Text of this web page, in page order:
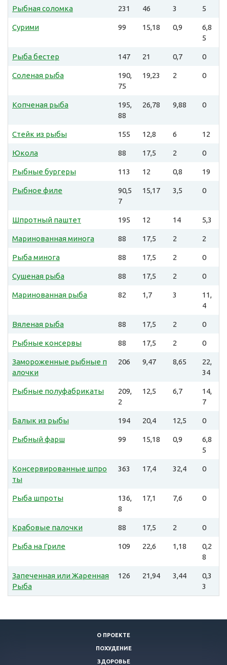
Рыбная соломка 231 46 3 5
Сурими 99 15,18 0,9
6,8
5
Рыба бестер 147 21 0,7 0
Соленая рыба
190,
75
19,23 2 0
Копченая рыба
195,
88
26,78 9,88 0
Стейк из рыбы 155 12,8 6 12
Юкола 88 17,5 2 0
Рыбные бургеры 113 12 0,8 19
Рыбное филе
90,5
7
15,17 3,5 0
Шпротный паштет 195 12 14 5,3
Маринованная минога 88 17,5 2 2
Рыба минога 88 17,5 2 0
Сушеная рыба 88 17,5 2 0
Маринованная рыба 82 1,7 3
11,
4
Вяленая рыба 88 17,5 2 0
Рыбные консервы 88 17,5 2 0
Замороженные рыбные п
алочки
206 9,47 8,65
22,
34
Рыбные полуфабрикаты
209,
2
12,5 6,7
14,
7
Балык из рыбы 194 20,4 12,5 0
Рыбный фарш 99 15,18 0,9
6,8
5
Консервированные шпро
ты
363 17,4 32,4 0
Рыба шпроты
136,
8
17,1 7,6 0
Крабовые палочки 88 17,5 2 0
Рыба на Гриле 109 22,6 1,18
0,2
8
Запеченная или Жаренная
Рыба
126 21,94 3,44
0,3
3
О ПРОЕКТЕ
ПОХУДЕНИЕ
ЗДОРОВЬЕ